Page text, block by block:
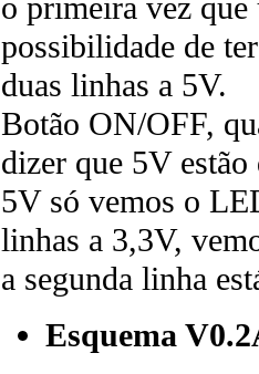
o primeira vez que
possibilidade de
duas linhas a 5V.
Botão ON/OFF,
dizer que 5V
5V só vemos o
linhas a 3,3V,
a segunda linha
Esquema